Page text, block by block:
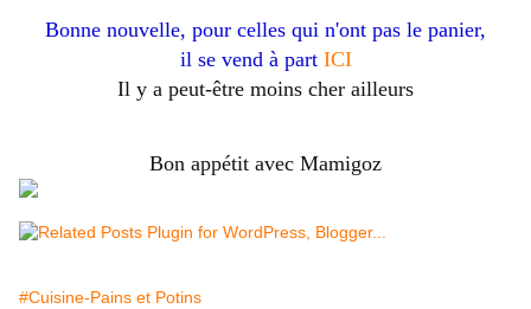
Bonne nouvelle, pour celles qui n'ont pas le panier,
il se vend à part ICI
Il y a peut-être moins cher ailleurs
Bon appétit avec Mamigoz
#Cuisine-Pains et Potins